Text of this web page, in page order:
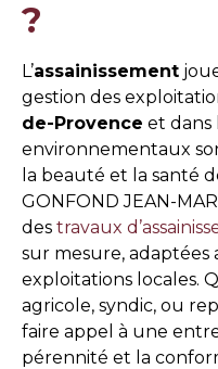
?
L’assainissement
gestion des
de-Provence et dans
environnementaux
la beauté et la santé
GONFOND JEAN-
des travaux
sur mesure, adaptées
exploitations locales.
agricole, syndic, ou
faire appel à une
pérennité et la